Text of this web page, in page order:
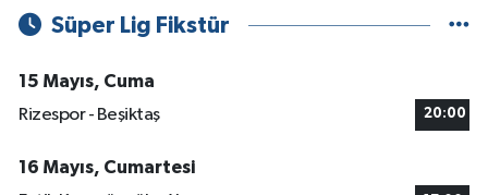
Süper Lig Fikstür
15 Mayıs, Cuma
Rizespor - Beşiktaş
20:00
16 Mayıs, Cumartesi